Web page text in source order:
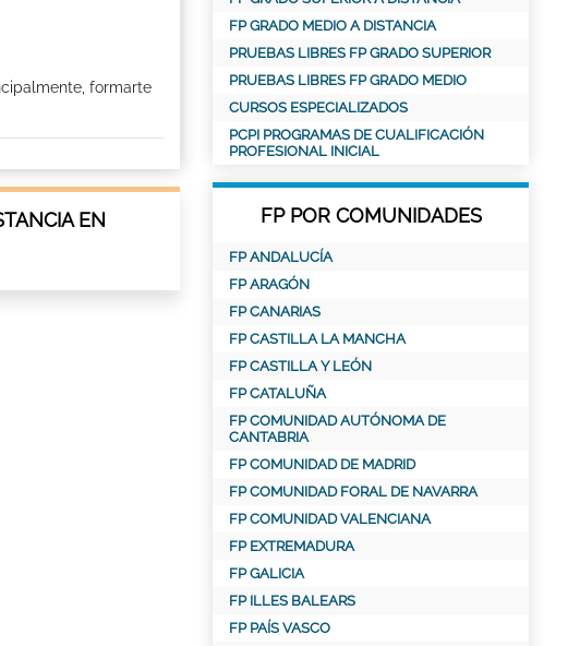
formarte
EN
FP GRADO MEDIO A DISTANCIA
PRUEBAS LIBRES FP GRADO SUPERIOR
PRUEBAS LIBRES FP GRADO MEDIO
CURSOS ESPECIALIZADOS
PCPI PROGRAMAS DE CUALIFICACIÓN
PROFESIONAL INICIAL
FP POR COMUNIDADES
FP ANDALUCÍA
FP ARAGÓN
FP CANARIAS
FP CASTILLA LA MANCHA
FP CASTILLA Y LEÓN
FP CATALUÑA
FP COMUNIDAD AUTÓNOMA DE
CANTABRIA
FP COMUNIDAD DE MADRID
FP COMUNIDAD FORAL DE NAVARRA
FP COMUNIDAD VALENCIANA
FP EXTREMADURA
FP GALICIA
FP ILLES BALEARS
FP PAÍS VASCO